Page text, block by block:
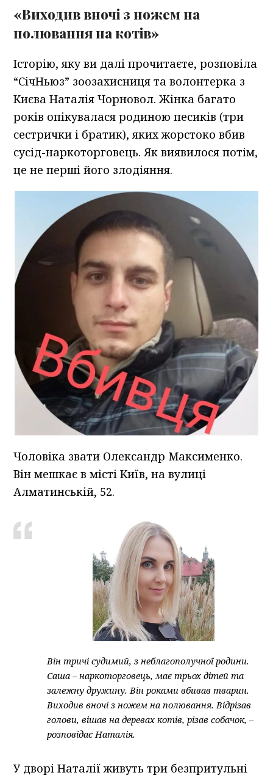
«Виходив вночі з ножем на
полювання на котів»
Історію, яку ви далі прочитаєте, розповіла
“СічНьюз” зоозахисниця та волонтерка з
Києва Наталія Чорновол. Жінка багато
років опікувалася родиною песиків (три
сестрички і братик), яких жорстоко вбив
сусід-наркоторговець. Як виявилося потім,
це не перші його злодіяння.
Чоловіка звати Олександр Максименко.
Він мешкає в місті Київ, на вулиці
Алматинській, 52.
Він тричі судимий, з неблагополучної родини.
Саша – наркоторговець, має трьох дітей та
залежну дружину. Він роками вбивав тварин.
Виходив вночі з ножем на полювання. Відрізав
голови, вішав на деревах котів, різав собачок, –
розповідає Наталія.
У дворі Наталії живуть три безпритульні